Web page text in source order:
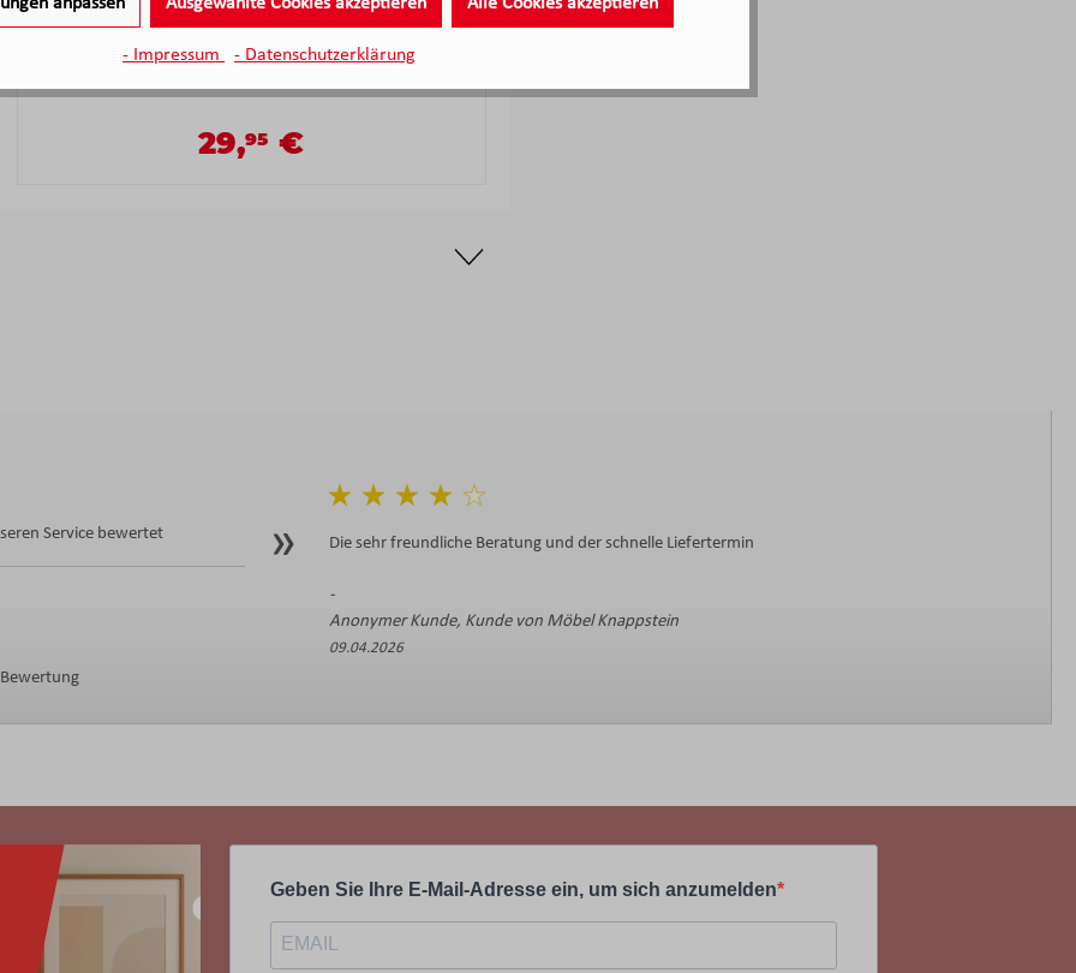
Leonardo Vase VOLARE 25 cm klar
Nicht mehr verfügbar
Regulärer Preis:
Verkaufspreis:
29,95 €
Service bewertet Die sehr freundliche Beratung und der schnelle Liefertermin
Anonymer Kunde, Kunde von Möbel Knappstein
09.04.2026
Geben Sie Ihre E-Mail-Adresse ein, um sich anzumelden
- Impressum - Datenschutzerklärung